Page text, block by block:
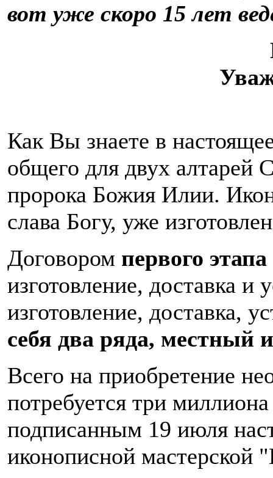
вот уже скоро 15 лет
Как Вы знаете в
общего для двух алтарей
пророка Божия Илии.
слава Богу, уже
Договором первого этапа
изготовление, доставка и
изготовление, доставка,
себя два ряда, местный
Всего на приобретение
потребуется три
подписанным 19 июля
иконописной